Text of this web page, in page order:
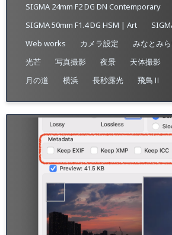
SIGMA 24mm F2 DG DN Contemporary
SIGMA 50mm F1.4 DG HSM | Art
Web works
カメラ設定 みなとみ
光芒
写真撮影 夜景 天体撮影
月の道
横浜 長秒露光 飛鳥Ⅱ